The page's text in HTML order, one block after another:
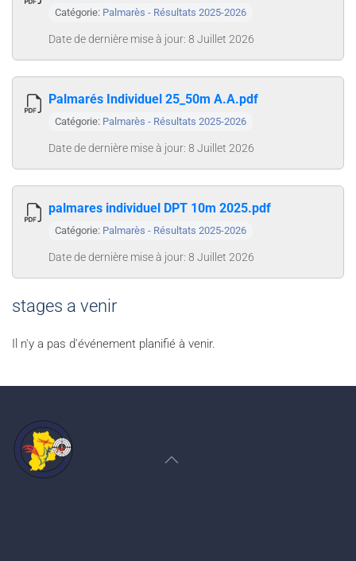
Catégorie: Palmarès - Résultats 2025-2026
Date de dernière mise à jour: 8 Juillet 2026
Palmarés Individuel 25_50m A.A.pdf
Catégorie: Palmarès - Résultats 2025-2026
Date de dernière mise à jour: 8 Juillet 2026
palmares individuel DPT 10m 2025.pdf
Catégorie: Palmarès - Résultats 2025-2026
Date de dernière mise à jour: 8 Juillet 2026
stages a venir
Il n'y a pas d'événement planifié à venir.